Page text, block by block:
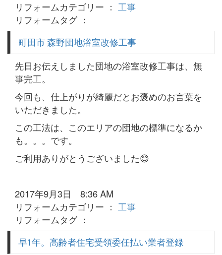
リフォームカテゴリー ： 工事
リフォームタグ ：
町田市 森野団地浴室改修工事
先日お伝えしました団地の浴室改修工事は、無
事完工。
今回も、仕上がりが綺麗だとお褒めのお言葉を
いただきました。
この工法は、このエリアの団地の標準になるか
も。。。です。
ご利用ありがとうございました😊
2017年9月3日 8:36 AM
リフォームカテゴリー ： 工事
リフォームタグ ：
早1年。高齢者住宅受領委任払い業者登録